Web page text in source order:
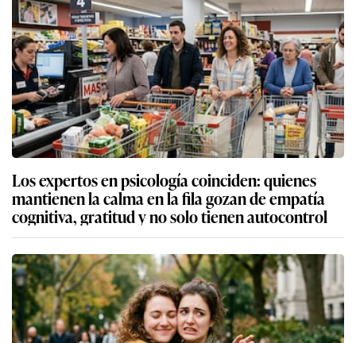
Los expertos en psicología coinciden: quienes
mantienen la calma en la fila gozan de empatía
cognitiva, gratitud y no solo tienen autocontrol